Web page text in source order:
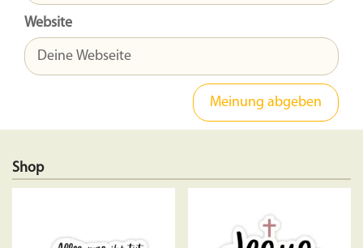
Website
Shop